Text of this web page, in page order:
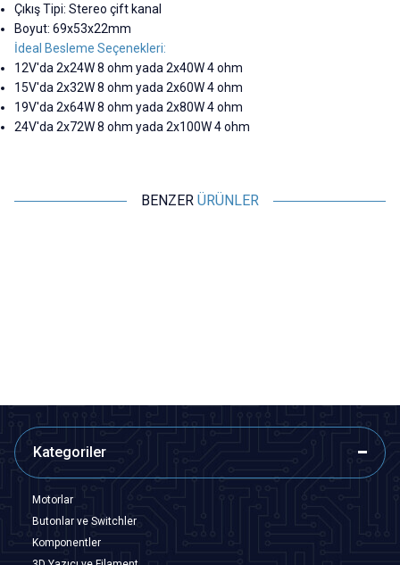
Çıkış Tipi: Stereo çift kanal
Boyut: 69x53x22mm
İdeal Besleme Seçenekleri:
12V'da 2x24W 8 ohm yada 2x40W 4 ohm
15V'da 2x32W 8 ohm yada 2x60W 4 ohm
19V'da 2x64W 8 ohm yada 2x80W 4 ohm
24V'da 2x72W 8 ohm yada 2x100W 4 ohm
BENZER ÜRÜNLER
Kategoriler
Motorlar
Butonlar ve Switchler
Komponentler